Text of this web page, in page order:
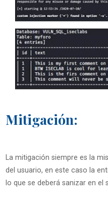
Mitigación:
La mitigación siempre es la
del usuario, en este caso la
lo que se deberá sanizar en el